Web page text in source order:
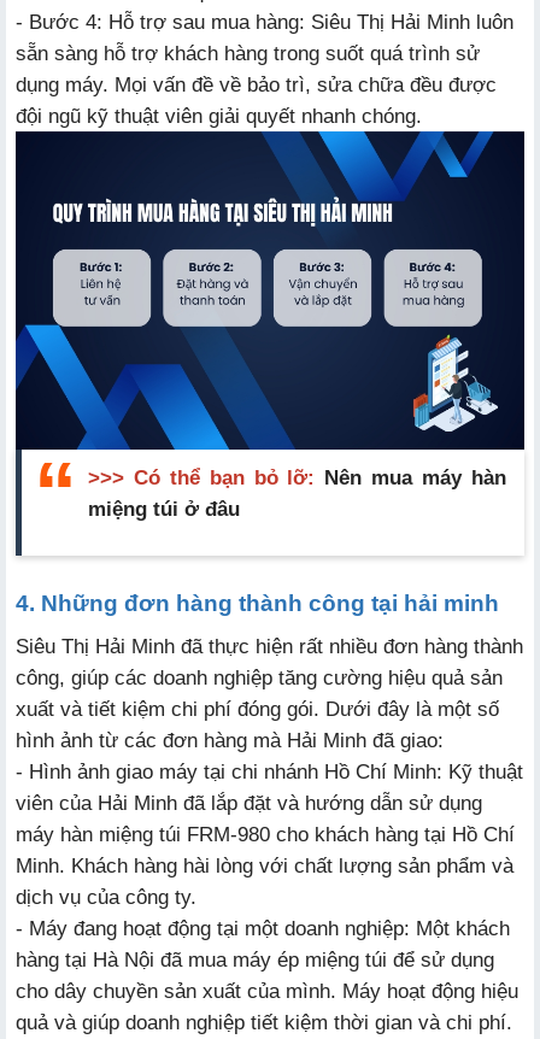
- Bước 4: Hỗ trợ sau mua hàng: Siêu Thị Hải Minh luôn
sẵn sàng hỗ trợ khách hàng trong suốt quá trình sử
dụng máy. Mọi vấn đề về bảo trì, sửa chữa đều được
đội ngũ kỹ thuật viên giải quyết nhanh chóng.
>>> Có thể bạn bỏ lỡ: Nên mua máy hàn
miệng túi ở đâu
4. Những đơn hàng thành công tại hải minh
Siêu Thị Hải Minh đã thực hiện rất nhiều đơn hàng thành
công, giúp các doanh nghiệp tăng cường hiệu quả sản
xuất và tiết kiệm chi phí đóng gói. Dưới đây là một số
hình ảnh từ các đơn hàng mà Hải Minh đã giao:
- Hình ảnh giao máy tại chi nhánh Hồ Chí Minh: Kỹ thuật
viên của Hải Minh đã lắp đặt và hướng dẫn sử dụng
máy hàn miệng túi FRM-980 cho khách hàng tại Hồ Chí
Minh. Khách hàng hài lòng với chất lượng sản phẩm và
dịch vụ của công ty.
- Máy đang hoạt động tại một doanh nghiệp: Một khách
hàng tại Hà Nội đã mua máy ép miệng túi để sử dụng
cho dây chuyền sản xuất của mình. Máy hoạt động hiệu
quả và giúp doanh nghiệp tiết kiệm thời gian và chi phí.